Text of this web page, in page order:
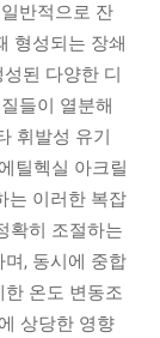
반적으로 잔
형성되는 장쇄
된 다양한 디
들이 열분해
휘발성 유기
틸헥실 아크릴
는 이러한 복잡
확히 조절하는
, 동시에 중합
온도 변동조
상당한 영향